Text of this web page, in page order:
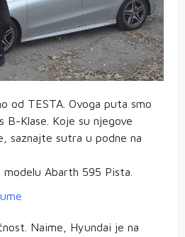
od TESTA. Ovoga puta smo
B-Klase. Koje su njegove
saznajte sutra u podne na
Abarth 595 Pista.
Naime, Hyundai je na